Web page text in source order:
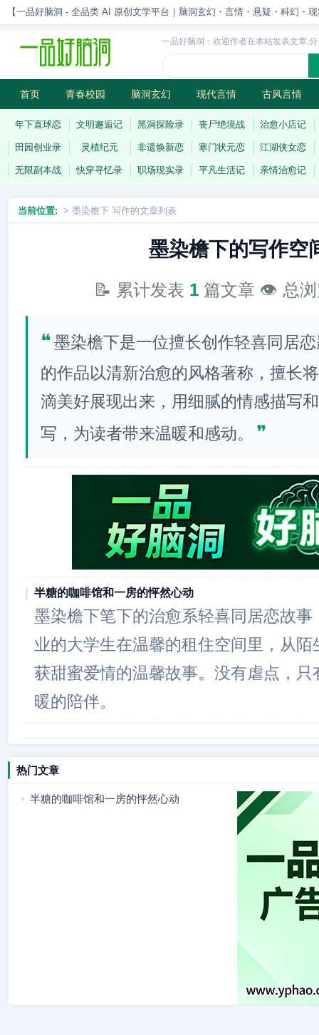
【一品好脑洞 - 全品类 AI 原创文学平台｜脑洞玄幻・言情・悬疑・科幻・
一品好脑洞：欢迎作者在本站发表文章,
首页 青春校园 脑洞玄幻 现代言情 古风言情
历史权谋 武侠江湖 灵异志怪 连载
年下直球恋 文明邂逅记 黑洞探险录 丧尸绝境战 治愈小店记
田园创业录 灵植纪元 非遗焕新恋 寒门状元恋 江湖侠女恋
无限副本战 快穿寻忆录 职场现实录 平凡生活记 亲情治愈记
当前位置: > 墨染檐下 写作的文章列表
墨染檐下的写作空
📝 累计发表 1篇文章 👁️ 总
❝ 墨染檐下是一位擅长创作轻喜同居
的作品以清新治愈的风格著称，擅长
滴美好展现出来，用细腻的情感描写
写，为读者带来温暖和感动。
❞
半糖的咖啡馆和一房的怦然心动
墨染檐下笔下的治愈系轻喜同居恋故事
业的大学生在温馨的租住空间里，从
获甜蜜爱情的温馨故事。没有虐点，只
暖的陪伴。
热门文章
半糖的咖啡馆和一房的怦然心动